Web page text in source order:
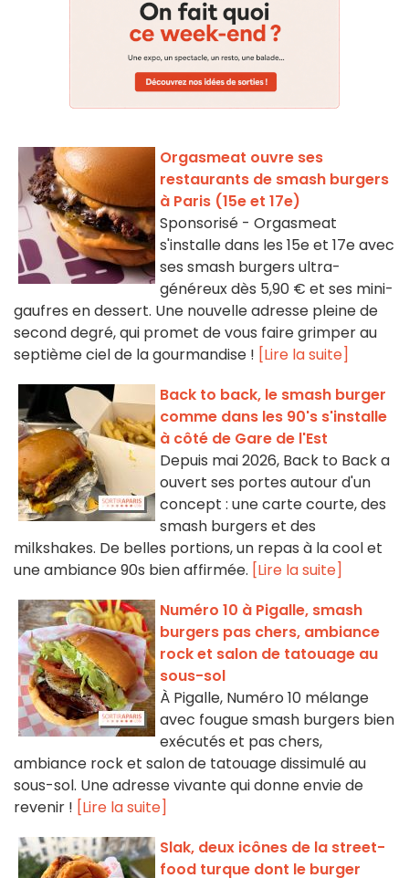
Orgasmeat ouvre ses
restaurants de smash burgers
à Paris (15e et 17e)
Sponsorisé - Orgasmeat
s'installe dans les 15e et 17e avec
ses smash burgers ultra-
généreux dès 5,90 € et ses mini-
gaufres en dessert. Une nouvelle adresse pleine de
second degré, qui promet de vous faire grimper au
septième ciel de la gourmandise ! [Lire la suite]
Back to back, le smash burger
comme dans les 90's s'installe
à côté de Gare de l'Est
Depuis mai 2026, Back to Back a
ouvert ses portes autour d'un
concept : une carte courte, des
smash burgers et des
milkshakes. De belles portions, un repas à la cool et
une ambiance 90s bien affirmée. [Lire la suite]
Numéro 10 à Pigalle, smash
burgers pas chers, ambiance
rock et salon de tatouage au
sous-sol
À Pigalle, Numéro 10 mélange
avec fougue smash burgers bien
exécutés et pas chers,
ambiance rock et salon de tatouage dissimulé au
sous-sol. Une adresse vivante qui donne envie de
revenir ! [Lire la suite]
Slak, deux icônes de la street-
food turque dont le burger